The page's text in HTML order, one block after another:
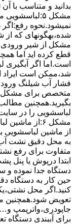
بدانید و متناسب با
مشکل
نمیشود.نحوه
ﺷﺪه،بهگونهای ﮐﻪ
مشکل از شیر ورودی
قطع کرده اید اما
است.اما اگر
شد،ممکن است ایراد
فشار آب شیلنگ
متخصص برای مشکل
بگیرید.همچنین
لباسشویی را در سایت
مشکل ۶:از
از ماشین لباسشویی
به محل دقیق نشت
متفاوت برای رفع
ابتدا درپوش یا پنل
دستگاه ﺟﺪا ﻧﻤﻮده
حین کار به دستگاه
کنید.اﮔﺮ ﻣﺤﻞ
ﺗﻌﻮﯾﺾ شود.همچنین
ﺟﺎﭘﻮدری،واترپمپ
برای آببندی